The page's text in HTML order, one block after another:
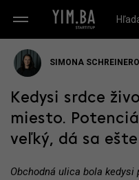
SIMONA
Kedysi srdce
miesto.
veľký, dá sa
Obchodná ulica bola